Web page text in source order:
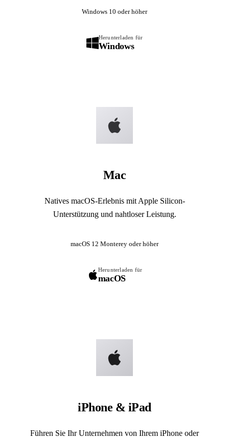
Windows 10 oder höher
Herunterladen für
Windows
Mac
Natives macOS-Erlebnis mit Apple Silicon-
Unterstützung und nahtloser Leistung.
macOS 12 Monterey oder höher
Herunterladen für
macOS
iPhone & iPad
Führen Sie Ihr Unternehmen von Ihrem iPhone oder